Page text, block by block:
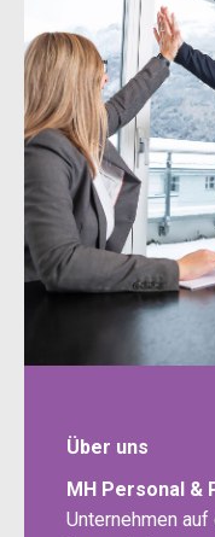
Über uns
MH Personal &
Unternehmen